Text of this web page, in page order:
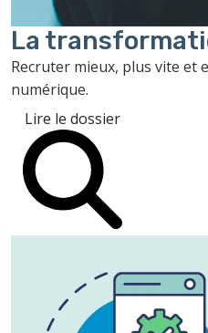
La
Recruter mieux, plus vite et
numérique.
Lire le dossier